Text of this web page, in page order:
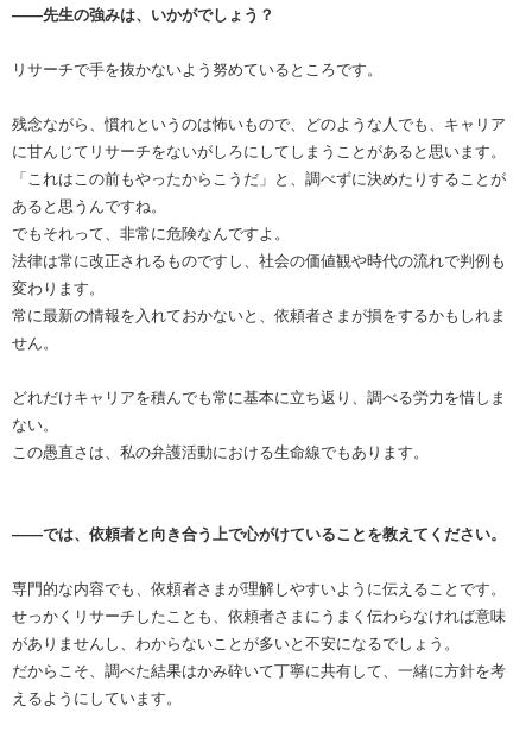
――先生の強みは、いかがでしょう？
リサーチで手を抜かないよう努めているところです。
残念ながら、慣れというのは怖いもので、どのような人でも、キャリア
に甘んじてリサーチをないがしろにしてしまうことがあると思います。
「これはこの前もやったからこうだ」と、調べずに決めたりすることが
あると思うんですね。
でもそれって、非常に危険なんですよ。
法律は常に改正されるものですし、社会の価値観や時代の流れで判例も
変わります。
常に最新の情報を入れておかないと、依頼者さまが損をするかもしれま
せん。
どれだけキャリアを積んでも常に基本に立ち返り、調べる労力を惜しま
ない。
この愚直さは、私の弁護活動における生命線でもあります。
――では、依頼者と向き合う上で心がけていることを教えてください。
専門的な内容でも、依頼者さまが理解しやすいように伝えることです。
せっかくリサーチしたことも、依頼者さまにうまく伝わらなければ意味
がありませんし、わからないことが多いと不安になるでしょう。
だからこそ、調べた結果はかみ砕いて丁寧に共有して、一緒に方針を考
えるようにしています。